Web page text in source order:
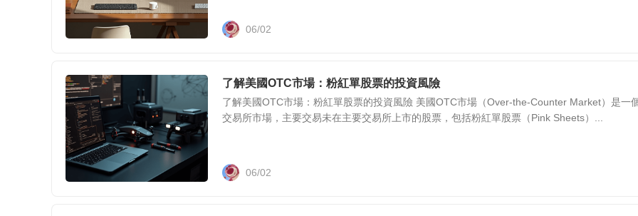
06/02
了解美國OTC市場：粉紅單股票的投資風險
了解美國OTC市場：粉紅單股票的投資風險 美國OTC市場（Over-the-Counter Market）是一
交易所市場，主要交易未在主要交易所上市的股票，包括粉紅單股票（Pink Sheets）...
06/02